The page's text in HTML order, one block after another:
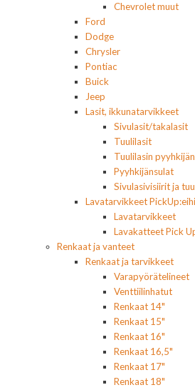
Chevrolet muut
Ford
Dodge
Chrysler
Pontiac
Buick
Jeep
Lasit, ikkunatarvikkeet
Sivulasit/takalasit
Tuulilasit
Tuulilasin
Pyyhkijänsulat
Sivulasivisiirit ja
Lavatarvikkeet
Lavatarvikkeet
Lavakatteet Pick
Renkaat ja vanteet
Renkaat ja tarvikkeet
Varapyörätelineet
Venttiilinhatut
Renkaat 14"
Renkaat 15"
Renkaat 16"
Renkaat 16,5"
Renkaat 17"
Renkaat 18"